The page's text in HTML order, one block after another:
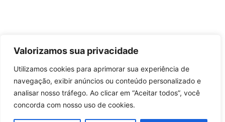
Valorizamos sua privacidade
Utilizamos cookies para aprimorar sua experiência de
navegação, exibir anúncios ou conteúdo personalizado e
analisar nosso tráfego. Ao clicar em “Aceitar todos”, você
concorda com nosso uso de cookies.